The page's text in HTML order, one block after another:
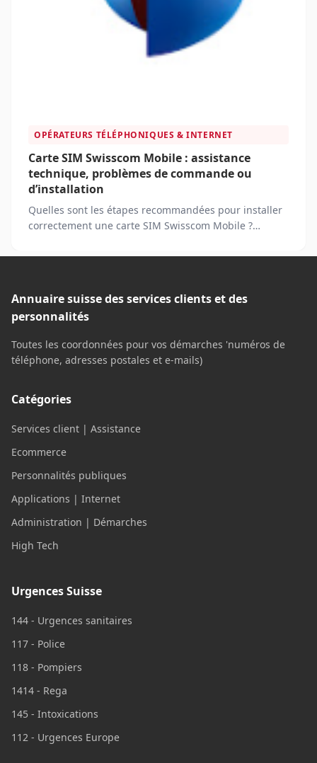
OPÉRATEURS TÉLÉPHONIQUES & INTERNET
Carte SIM Swisscom Mobile : assistance
technique, problèmes de commande ou
d’installation
Quelles sont les étapes recommandées pour installer
correctement une carte SIM Swisscom Mobile ?
j'éprouve des difficultés avec ma carte SIM Swisscom
Annuaire suisse des services clients et des
personnalités
Toutes les coordonnées pour vos démarches 'numéros de
téléphone, adresses postales et e-mails)
Catégories
Services client | Assistance
Ecommerce
Personnalités publiques
Applications | Internet
Administration | Démarches
High Tech
Urgences Suisse
144 - Urgences sanitaires
117 - Police
118 - Pompiers
1414 - Rega
145 - Intoxications
112 - Urgences Europe